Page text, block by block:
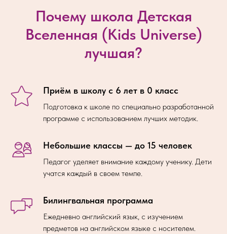
Почему школа Детская
Вселенная (Kids Universe)
лучшая?
Приём в школу с 6 лет в 0 класс
Подготовка к школе по специально разработанной
программе с использованием лучших методик.
Небольшие классы — до 15 человек
Педагог уделяет внимание каждому ученику. Дети
учатся каждый в своем темпе.
Билингвальная программа
Ежедневно английский язык, с изучением
предметов на английском языке с носителем.